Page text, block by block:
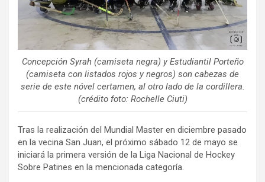
Concepción Syrah (camiseta negra) y Estudiantil Porteño
(camiseta con listados rojos y negros) son cabezas de
serie de este nóvel certamen, al otro lado de la cordillera.
(crédito foto: Rochelle Ciuti)
Tras la realización del Mundial Master en diciembre pasado
en la vecina San Juan, el próximo sábado 12 de mayo se
iniciará la primera versión de la Liga Nacional de Hockey
Sobre Patines en la mencionada categoría.